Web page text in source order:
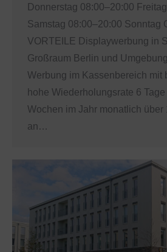
Donnerstag 08:00–20:00
Samstag 08:00–20:00 Sonntag
VORTEILE Displaywerbung in
Großraum Berlin und
Werbung im Kassenbereich mit
hohe Wiederholungsrate 6
Wochen im Jahr monatlich über
an…